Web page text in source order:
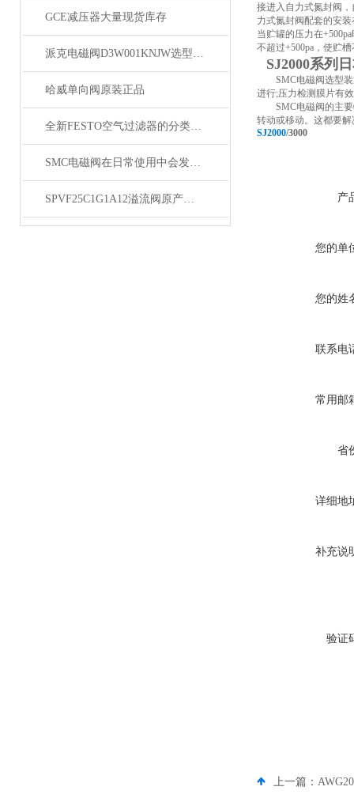
GCE减压器大量现货库存
派克电磁阀D3W001KNJW选型说明
哈威单向阀原装正品
全新FESTO空气过滤器的分类与维护方法
SMC电磁阀在日常使用中会发生哪些故障？
SPVF25C1G1A12溢流阀原产地直供
接进入自力式氮封阀
力式氮封阀配套的安
当贮罐的压力在
不超过+500pa，使贮
SJ2000系列
SMC电磁阀选型装
进行;压力检测膜片有
SMC电磁阀的主要
转动或移动。这都要
SJ2000/3000
产
您的单
您的姓
联系电
常用邮
省
详细地
补充说
验证
上一篇：